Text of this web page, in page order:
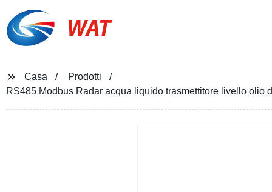
WAT
Casa
Prodotti
RS485 Modbus Radar acqua liquido trasmettitore livello